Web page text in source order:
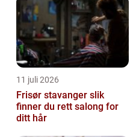
Finnmark
11 juli 2026
Frisør stavanger slik
finner du rett salong for
ditt hår